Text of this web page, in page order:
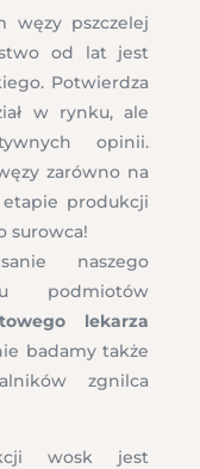
węzy pszczelej
od lat jest
Potwierdza
w rynku, ale
opinii.
zarówno na
produkcji
surowca!
naszego
podmiotów
lekarza
badamy także
zgnilca
wosk jest